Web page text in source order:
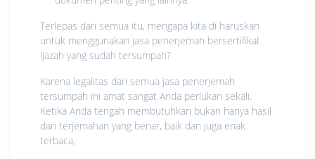
Terlepas dari semua itu, mengapa kita di haruskan
untuk menggunakan jasa penerjemah bersertifikat
ijazah yang sudah tersumpah?
Karena legalitas dari semua jasa penerjemah
tersumpah ini amat sangat Anda perlukan sekali.
Ketika Anda tengah membutuhkan bukan hanya hasil
dari terjemahan yang benar, baik dan juga enak
terbaca,